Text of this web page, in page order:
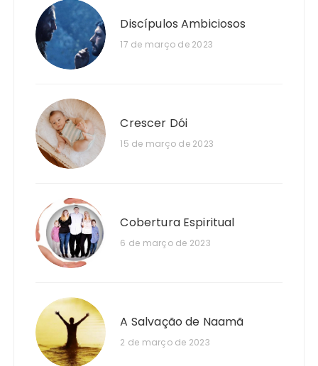
Discípulos Ambiciosos
17 de março de 2023
Crescer Dói
15 de março de 2023
Cobertura Espiritual
6 de março de 2023
A Salvação de Naamã
2 de março de 2023